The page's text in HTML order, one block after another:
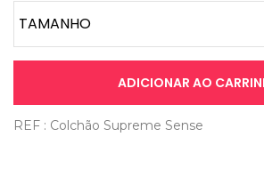
ADICIONAR AO
REF : Colchão Supreme Sense